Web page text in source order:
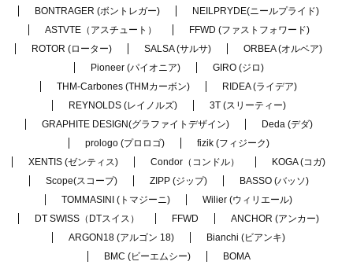
BONTRAGER (ボントレガー)
NEILPRYDE(ニールプライド)
ASTVTE（アスチュート）
FFWD (ファストフォワード)
ROTOR (ローター)
SALSA (サルサ)
ORBEA (オルベア)
Pioneer (パイオニア)
GIRO (ジロ)
THM-Carbones (THMカーボン)
RIDEA (ライデア)
REYNOLDS (レイノルズ)
3T (スリーティー)
GRAPHITE DESIGN(グラファイトデザイン)
Deda (デダ)
prologo (プロロゴ)
fizik (フィジーク)
XENTIS (ゼンティス)
Condor（コンドル）
KOGA (コガ)
Scope(スコープ)
ZIPP (ジップ)
BASSO (バッソ)
TOMMASINI (トマジーニ)
Wilier (ウィリエール)
DT SWISS（DTスイス）
FFWD
ANCHOR (アンカー)
ARGON18 (アルゴン 18)
Bianchi (ビアンキ)
BMC (ビーエムシー)
BOMA